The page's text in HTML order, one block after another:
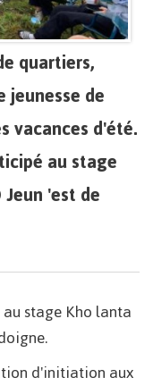
quartiers,
jeunesse de
vacances d'été.
au stage
'est de
stage Kho lanta
d'initiation aux